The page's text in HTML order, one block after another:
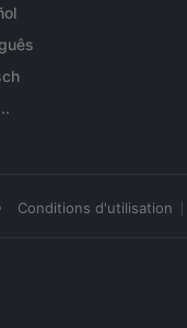
Conditions d'utilisation